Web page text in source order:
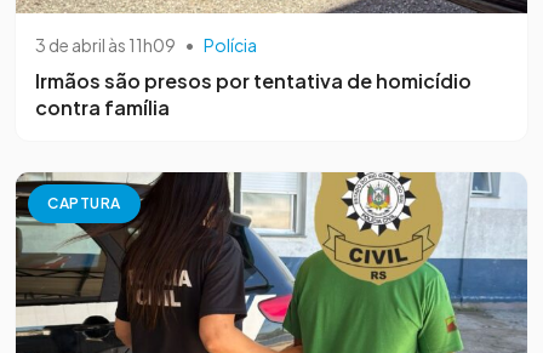
3 de abril às 11h09 • Polícia
Irmãos são presos por tentativa de homicídio
contra família
CAPTURA